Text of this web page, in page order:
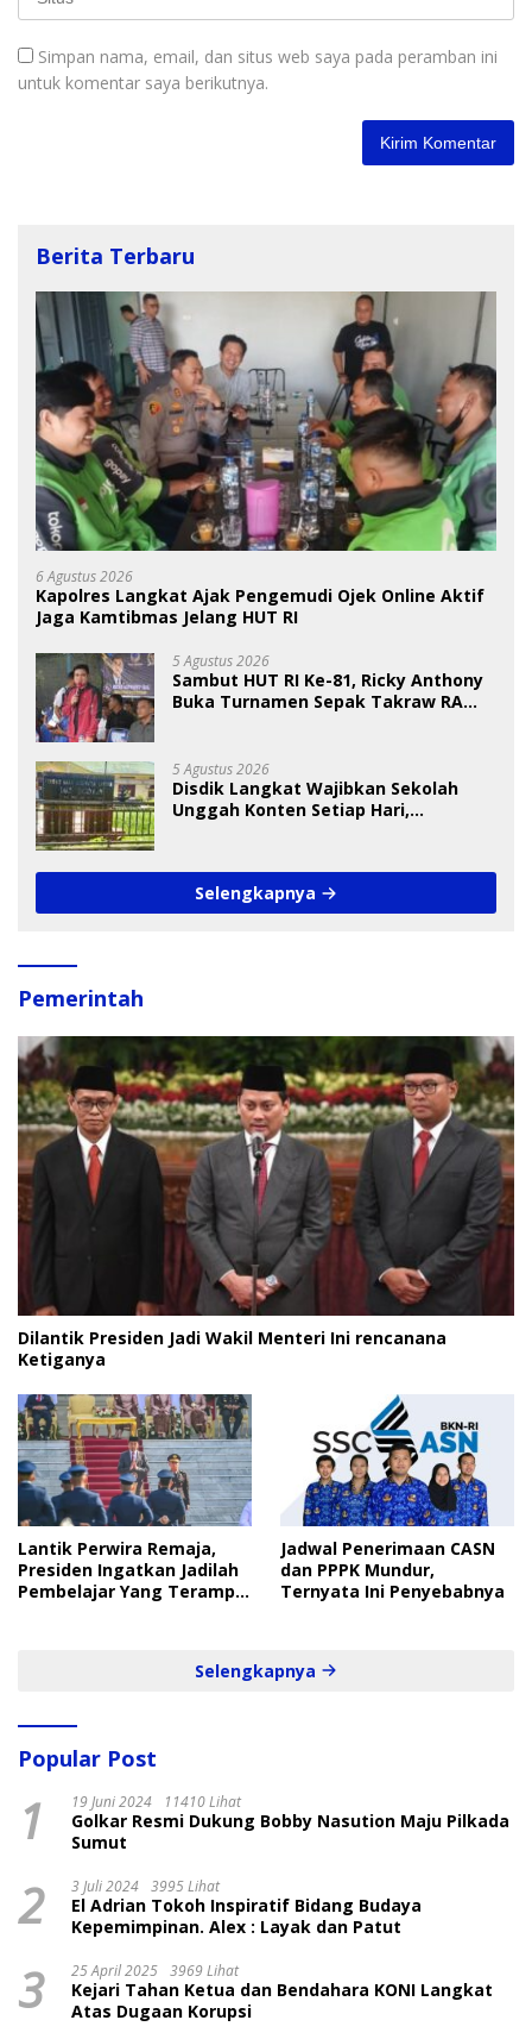
Simpan nama, email, dan situs web saya pada peramban ini
untuk komentar saya berikutnya.
Berita Terbaru
6 Agustus 2026
Kapolres Langkat Ajak Pengemudi Ojek Online Aktif
Jaga Kamtibmas Jelang HUT RI
5 Agustus 2026
Sambut HUT RI Ke-81, Ricky Anthony
Buka Turnamen Sepak Takraw RA
5 Agustus 2026
Disdik Langkat Wajibkan Sekolah
Unggah Konten Setiap Hari,
Selengkapnya
Pemerintah
Dilantik Presiden Jadi Wakil Menteri Ini rencanana
Ketiganya
Lantik Perwira Remaja,
Presiden Ingatkan Jadilah
Pembelajar Yang Terampil
Jadwal Penerimaan CASN
dan PPPK Mundur,
Ternyata Ini Penyebabnya
Selengkapnya
Popular Post
1 19 Juni 2024 11410 Lihat
Golkar Resmi Dukung Bobby Nasution Maju Pilkada
Sumut
2 3 Juli 2024 3995 Lihat
El Adrian Tokoh Inspiratif Bidang Budaya
Kepemimpinan. Alex : Layak dan Patut
3 25 April 2025 3969 Lihat
Kejari Tahan Ketua dan Bendahara KONI Langkat
Atas Dugaan Korupsi